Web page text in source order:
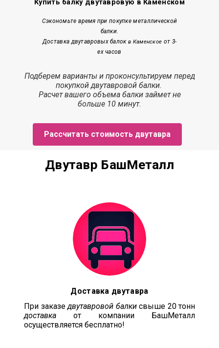
Купить балку двутавровую в Каменском
Сэкономьте время при покупке металлической
балки.
Доставка двутавровых балок в Каменское от 3-
ех часов
Подберем варианты и проконсультируем перед
покупкой двутавровой балки.
Расчетвашего объема балки займетне
больше 10 минут.
Рассчитать стоимость двутавра
Двутавр БашМеталл
Доставка двутавра
При заказедвутавровой балкисвыше 20 тонн
доставка от компании БашМеталл
осуществляется бесплатно!